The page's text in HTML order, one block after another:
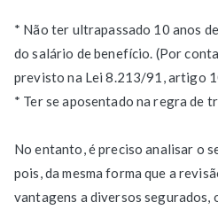
* Não ter ultrapassado 10 anos
do salário de benefício. (Por
previsto na Lei 8.213/91, artigo
* Ter se aposentado na regra de
No entanto, é preciso analisar o
pois, da mesma forma que a
vantagens a diversos